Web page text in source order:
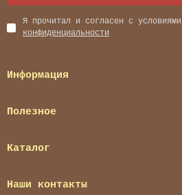
Я прочитал и согласен с условиями
конфиденциальности
Информация
Полезное
Каталог
Наши контакты